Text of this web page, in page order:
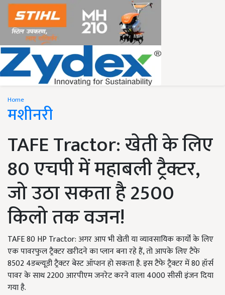
Home
मशीनरी
TAFE Tractor: खेती के लिए
80 एचपी में महाबली ट्रैक्टर,
जो उठा सकता है 2500
किलो तक वजन!
TAFE 80 HP Tractor: अगर आप भी खेती या व्यावसायिक कार्यों के लिए
एक पावरफुल ट्रैक्टर खरीदने का प्लान बना रहे हैं, तो आपके लिए टैफे
8502 4डब्ल्यूडी ट्रैक्टर बेस्ट ऑप्शन हो सकता है. इस टैफे ट्रैक्टर में 80 हॉर्स
पावर के साथ 2200 आरपीएम जनरेट करने वाला 4000 सीसी इंजन दिया
गया है.